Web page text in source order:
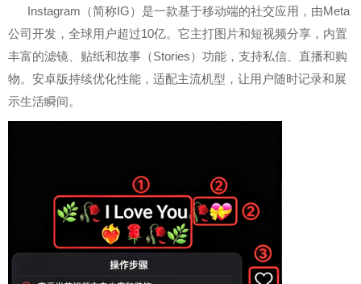
Instagram（简称IG）是一款基于移动端的社交应用，由Meta
公司开发，全球用户超过10亿。它主打图片和短视频分享，内置
丰富的滤镜、贴纸和故事（Stories）功能，支持私信、直播和购
物。安卓版持续优化性能，适配主流机型，让用户随时记录和展
示生活瞬间。